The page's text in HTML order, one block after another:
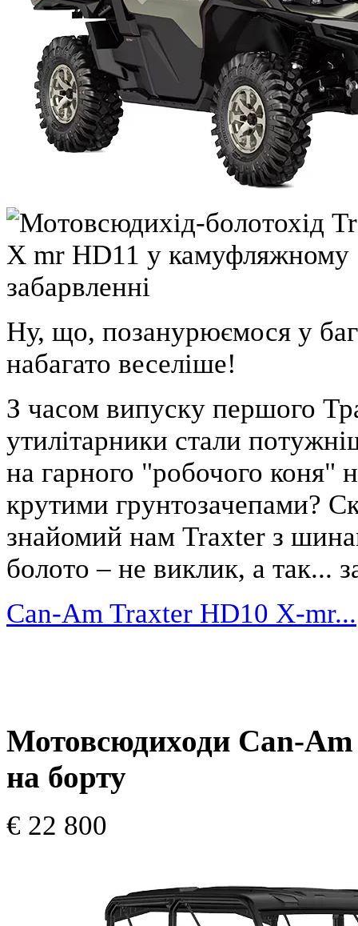
Ну, що, позанурюємося у
набагато веселіше!
З часом випуску першого
утилітарники стали
на гарного "робочого коня"
крутими грунтозачепами?
знайомий нам Traxter з
болото – не виклик, а так...
Can-Am Traxter HD10 X-mr...
Мотовcюдиходи Can-
на борту
€ 22 800